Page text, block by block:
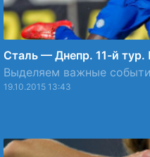
Сталь — Днепр. 11-й
Выделяем важные
19.10.2015 13:43